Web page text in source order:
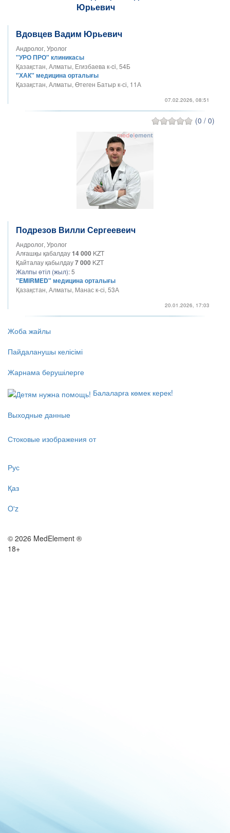
Вдовцев Вадим Юрьевич
Андролог, Уролог
"УРО ПРО" клиникасы
Қазақстан, Алматы, Егизбаева к-ci, 54Б
"ХАК" медицина орталығы
Қазақстан, Алматы, Өтеген Батыр к-сі, 11А
07.02.2026, 08:51
(0 / 0)
Подрезов Вилли Сергеевеич
Андролог, Уролог
Алғашқы қабалдау14 000 KZT
Қайталау қабылдау7 000 KZT
Жалпы өтіл (жыл):5
"EMIRMED" медицина орталығы
Қазақстан, Алматы, Манас к-сі, 53А
20.01.2026, 17:03
Жоба жайлы
Пайдаланушы келісімі
Жарнама берушілерге
Балаларға көмек керек!
Выходные данные
Стоковые изображения от
Рус
Қаз
O'z
© 2026 MedElement ®
18+